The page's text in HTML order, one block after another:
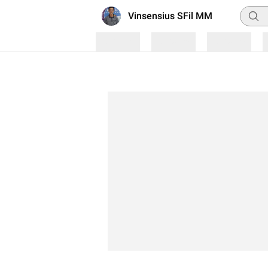
Vinsensius SFil MM